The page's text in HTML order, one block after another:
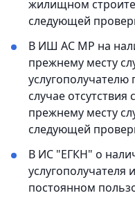
жилищном
следующей
В ИШ АС МР на
прежнему месту
случае
прежнему месту
следующей
В ИС "ЕГКН" о
услугополучателя
постоянном